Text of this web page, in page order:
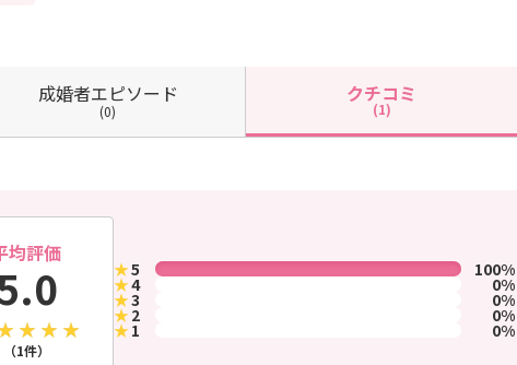
成婚者エピソード
(0)
クチコミ
(1)
均評価
（1件）
★5 100%
★4 0%
★3 0%
★ 2 0%
★ 1 0%